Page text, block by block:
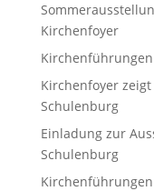
Kirchenfoyer
Kirchenfoyer
Schulenburg
Einladung zur
Schulenburg